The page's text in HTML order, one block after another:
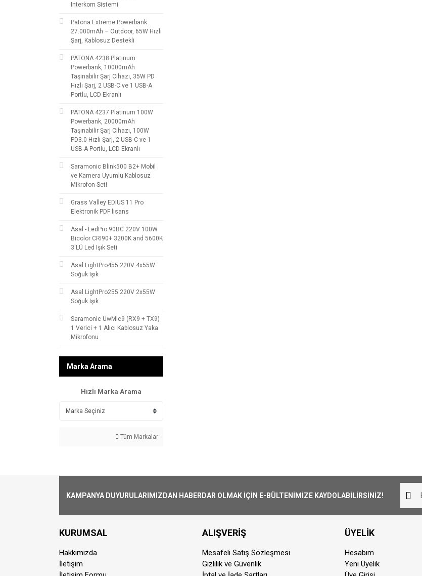
Interkom Sistemi
Patona Extreme Powerbank
27.000mAh – Outdoor, 65W Hızlı
Şarj, Kablosuz Destekli
PATONA 4238 Platinum
Powerbank, 10000mAh
Taşınabilir Şarj Cihazı, 35W PD
Hızlı Şarj, 2 USB-C ve 1 USB-A
Portlu, LCD Ekranlı
PATONA 4237 Platinum 100W
Powerbank, 20000mAh
Taşınabilir Şarj Cihazı, 100W
PD3.0 Hızlı Şarj, 2 USB-C ve 1
USB-A Portlu, LCD Ekranlı
Saramonic Blink500 B2+ Mobil
ve Kamera Uyumlu Kablosuz
Mikrofon Seti
Grass Valley EDIUS 11 Pro
Elektronik PDF lisans
Asal - LedPro 90BC 220V 100W
Bicolor CRI90+ 3200K and 5600K
3'LÜ Led Işık Seti
Asal LightPro455 220V 4x55W
Soğuk Işık
Asal LightPro255 220V 2x55W
Soğuk Işık
Saramonic UwMic9 (RX9 + TX9)
1 Verici + 1 Alıcı Kablosuz Yaka
Mikrofonu
Marka Arama
Hızlı Marka Arama
Tüm Markalar
KAMPANYA DUYURULARIMIZDAN HABERDAR OLMAK İÇİN E-BÜLTENİMİZE KAYDOLABİLİRSİNİZ!
KURUMSAL
Hakkımızda
İletişim
ALIŞVERİŞ
Mesafeli Satış Sözleşmesi
Gizlilik ve Güvenlik
ÜYELİK
Hesabım
Yeni Üyelik